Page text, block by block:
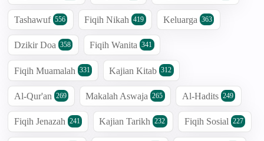
Tashawuf 556 Fiqih Nikah 419 Keluarga 363
Dzikir Doa 358 Fiqih Wanita 341
Fiqih Muamalah 331 Kajian Kitab 312
Al-Qur'an 269 Makalah Aswaja 265 Al-Hadits 249
Fiqih Jenazah 241 Kajian Tarikh 232 Fiqih Sosial 227